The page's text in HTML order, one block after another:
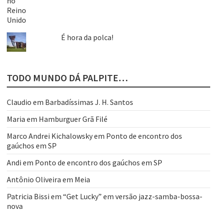
É hora da polca!
TODO MUNDO DÁ PALPITE…
Claudio em Barbadíssimas J. H. Santos
Maria em Hamburguer Grã Filé
Marco Andrei Kichalowskyem Ponto de encontro dos
gaúchos em SP
Andi em Ponto de encontro dos gaúchos em SP
Antônio Oliveira em Meia
Patricia Bissi em “Get Lucky” em versão jazz-samba-bossa-
nova